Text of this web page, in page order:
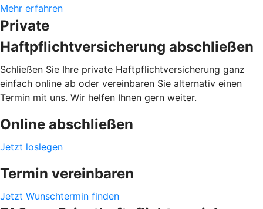
Mehr erfahren
Private
Haftpflichtversicherung abschließen
Schließen Sie Ihre private Haftpflichtversicherung ganz
einfach online ab oder vereinbaren Sie alternativ einen
Termin mit uns. Wir helfen Ihnen gern weiter.
Online abschließen
Jetzt loslegen
Termin vereinbaren
Jetzt Wunschtermin finden